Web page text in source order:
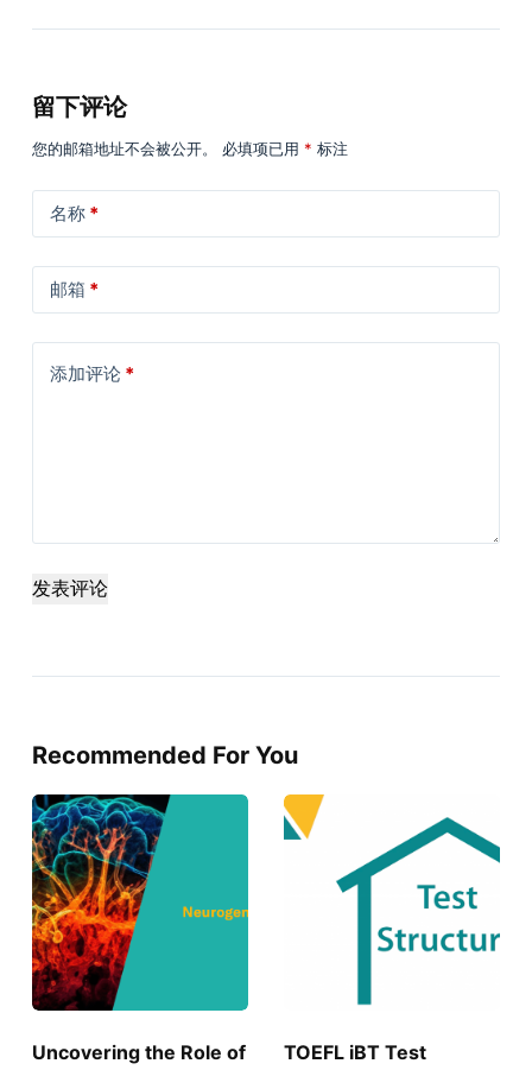
留下评论
您的邮箱地址不会被公开。 必填项已用 * 标注
名称*
邮箱 *
添加评论*
发表评论
Recommended For You
Uncovering the Role of
TOEFL iBT Test